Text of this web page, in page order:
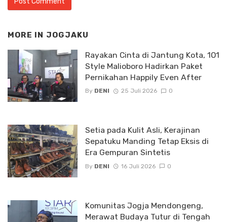
MORE IN JOGJAKU
Rayakan Cinta di Jantung Kota, 1O1
Style Malioboro Hadirkan Paket
Pernikahan Happily Even After
By DENI 25 Juli 2026 0
Setia pada Kulit Asli, Kerajinan
Sepatuku Manding Tetap Eksis di
Era Gempuran Sintetis
By DENI 16 Juli 2026 0
Komunitas Jogja Mendongeng,
Merawat Budaya Tutur di Tengah